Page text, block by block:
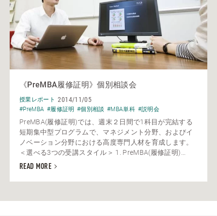
《PreMBA履修証明》個別相談会
授業レポート 2014/11/05
#PreMBA #履修証明 #個別相談 #MBA単科 #説明会
PreMBA(履修証明)では、週末２日間で1科目が完結する
短期集中型プログラムで、マネジメント分野、およびイ
ノベーション分野における高度専門人材を育成します。
＜選べる3つの受講スタイル＞ 1. PreMBA(履修証明)...
READ MORE